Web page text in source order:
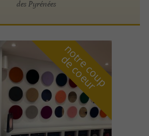
des Pyrénées
n
o
t
r
e
c
o
u
p
d
e
c
o
e
u
r